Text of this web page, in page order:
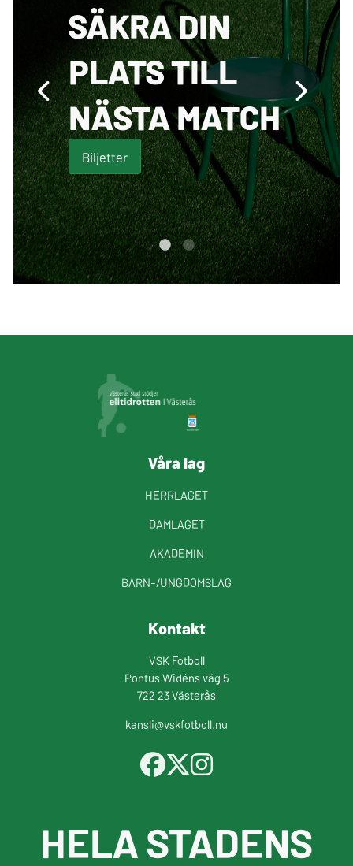
SÄKRA DIN
PLATS TILL
NÄSTA MATCH
Biljetter
Våra lag
HERRLAGET
DAMLAGET
AKADEMIN
BARN-/UNGDOMSLAG
Kontakt
VSK Fotboll
Pontus Widéns väg 5
722 23 Västerås
kansli@vskfotboll.nu
HELA STADENS